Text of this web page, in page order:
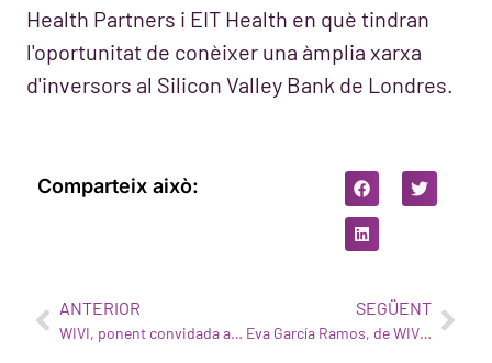
Health Partners i EIT Health en què tindran
l'oportunitat de conèixer una àmplia xarxa
d'inversors al Silicon Valley Bank de Londres.
Comparteix això:
ANTERIOR
WIVI, ponent convidada a la Cimera Watson de Madrid
SEGÜENT
Eva García Ramos, de WIVI, ponent convidada al Parlament Europeu